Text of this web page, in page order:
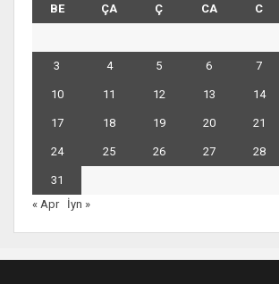
BE ÇA Ç CA C
3 4 5 6 7
10 11 12 13 14
17 18 19 20 21
24 25 26 27 28
31
« Apr
İyn »